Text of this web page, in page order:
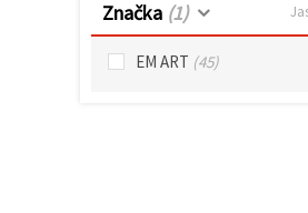
Značka (1)
EM ART (45)